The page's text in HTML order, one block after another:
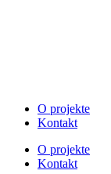
O projekte
Kontakt
O projekte
Kontakt